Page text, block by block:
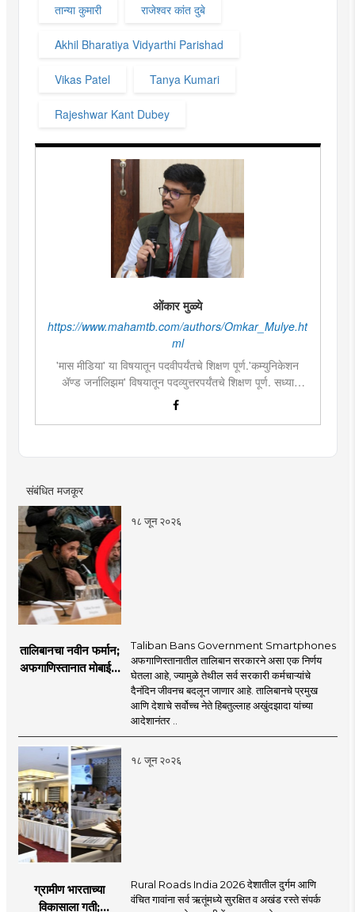
तान्या कुमारी राजेश्वर कांत दुबे
Akhil Bharatiya Vidyarthi Parishad
Vikas Patel Tanya Kumari
Rajeshwar Kant Dubey
ओंकार मुळ्ये
https://www.mahamtb.com/authors/Omkar_Mulye.ht
ml
'मास मीडिया' या विषयातून पदवीपर्यंतचे शिक्षण पूर्ण.'कम्युनिकेशन
ॲण्ड जर्नालिझम' विषयातून पदव्युत्तरपर्यंतचे शिक्षण पूर्ण. सध्या
दै.'मुंबई तरुण भारत'मध्ये वेब उपसंपादक म्हणून कार्यरत. लिखाण,
संगीत, वाचन, फोटोग्राफी, इ.ची आवड.लिवोग्राफी भाषाशैलीत विशेष
संबंधित मजकूर
१८ जून २०२६
तालिबानचा नवीन फर्मान;
अफगाणिस्तानात मोबाईल
Taliban Bans Government Smartphones
अफगाणिस्तानातील तालिबान सरकारने असा एक निर्णय
घेतला आहे, ज्यामुळे तेथील सर्व सरकारी कर्मचाऱ्यांचे
दैनंदिन जीवनच बदलून जाणार आहे. तालिबानचे प्रमुख
आणि देशाचे सर्वोच्च नेते हिबतुल्लाह अखुंदझादा यांच्या
आदेशानंतर ..
१८ जून २०२६
ग्रामीण भारताच्या
विकासाला गती;
Rural Roads India 2026 देशातील दुर्गम आणि
वंचित गावांना सर्व ऋतूंमध्ये सुरक्षित व अखंड रस्ते संपर्क